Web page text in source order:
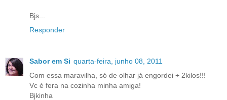
Bjs...
Responder
Sabor em Si quarta-feira, junho 08, 2011
Com essa maravilha, só de olhar já engordei + 2kilos!!!
Vc é fera na cozinha minha amiga!
Bjkinha